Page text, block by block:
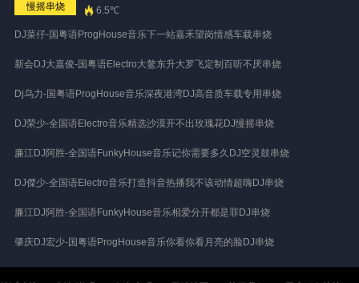
慢摇串烧 6.5℃
DJ菜仔-国粤语ProgHouse音乐下一站嘉禾望岗情感车载串烧
新会DJ大嘉俊-国粤语Electro大鳌东升大罗飞定制百听不厌串烧
Dj乌力-国粤语ProgHouse音乐深夜港湾DJ高音质车载专用串烧
DJ荣少-全国语Electro音乐精选沙漠开不出玫瑰花DJ慢摇串烧
廉江DJ阿胜-全国语FunkyHouse音乐记你需要多久DJ空灵鼓串烧
DJ傑少-全国语Electro音乐打造抖音热播我不该动情超嗨DJ串烧
廉江DJ阿胜-全国语FunkyHouse音乐相爱分开都是罪DJ串烧
肇庆DJ宏少-国粤语ProgHouse音乐你看你看月亮的脸DJ串烧